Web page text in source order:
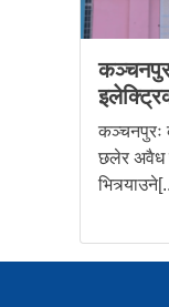
कञ्चनपुरः
छलेर अवैध